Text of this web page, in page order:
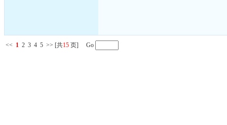
<< 1 2 3 4 5 >> [共15 页] Go